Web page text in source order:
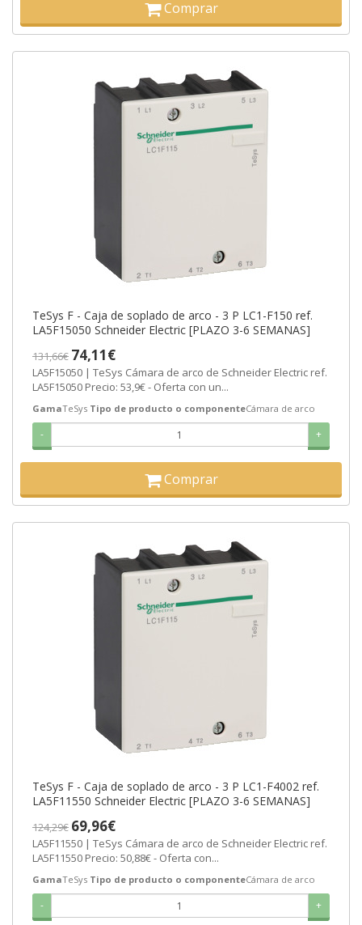
Comprar
TeSys F - Caja de soplado de arco - 3 P LC1-F150 ref.
LA5F15050 Schneider Electric [PLAZO 3-6 SEMANAS]
131,66€ 74,11€
LA5F15050 | TeSys Cámara de arco de Schneider Electric ref.
LA5F15050 Precio: 53,9€ - Oferta con un...
GamaTeSys Tipo de producto o componenteCámara de arco
- +
Comprar
TeSys F - Caja de soplado de arco - 3 P LC1-F4002 ref.
LA5F11550 Schneider Electric [PLAZO 3-6 SEMANAS]
124,29€ 69,96€
LA5F11550 | TeSys Cámara de arco de Schneider Electric ref.
LA5F11550 Precio: 50,88€ - Oferta con...
GamaTeSys Tipo de producto o componenteCámara de arco
- +